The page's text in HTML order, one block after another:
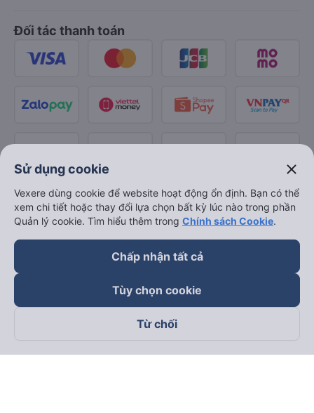
Đối tác thanh toán
Theo dõi chúng tôi trên
Sử dụng cookie close
Vexere dùng cookie để website hoạt động ổn định. Bạn có thể
xem chi tiết hoặc thay đổi lựa chọn bất kỳ lúc nào trong phần
Quản lý cookie. Tìm hiểu thêm trong Chính sách Cookie.
Chấp nhận tất cả
Tùy chọn cookie
Từ chối